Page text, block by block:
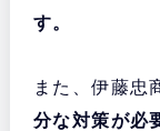
す。
また、伊藤忠
分な対策が必